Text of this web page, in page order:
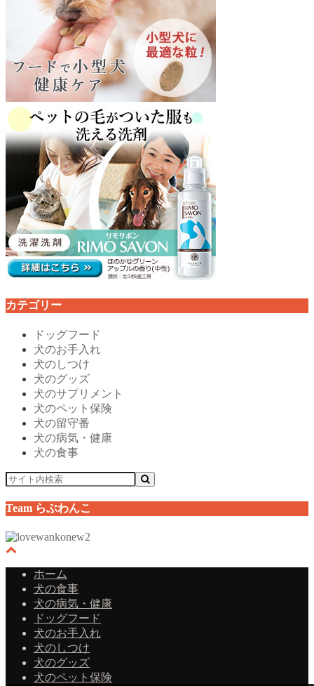
カテゴリー
ドッグフード
犬のお手入れ
犬のしつけ
犬のグッズ
犬のサプリメント
犬のペット保険
犬の留守番
犬の病気・健康
犬の食事
Team らぶわんこ
ホーム
犬の食事
犬の病気・健康
ドッグフード
犬のお手入れ
犬のしつけ
犬のグッズ
犬のペット保険